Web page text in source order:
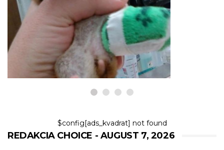
Známky a liečba zlomených nôh
v škrečkoch
7,2026
$config[ads_kvadrat] not found
REDAKCIA CHOICE - AUGUST 7, 2026